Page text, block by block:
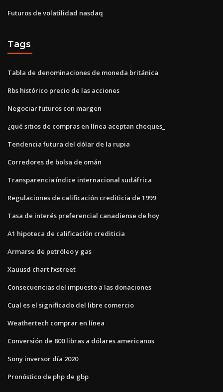
Futuros de volatilidad nasdaq
Tags
Tabla de denominaciones de moneda británica
Rbs histórico precio de las acciones
Negociar futuros con margen
¿qué sitios de compras en línea aceptan cheques_
Tendencia futura del dólar de la rupia
Corredores de bolsa de omán
Transparencia índice internacional sudáfrica
Regulaciones de calificación crediticia de 1999
Tasa de interés preferencial canadiense de hoy
A1 hipoteca de calificación crediticia
Armarse de petróleo y gas
Xauusd chart fxstreet
Consecuencias del impuesto a las donaciones
Cual es el significado del libre comercio
Weathertech comprar en línea
Conversión de 800 libras a dólares americanos
Sony inversor día 2020
Pronóstico de php de gbp